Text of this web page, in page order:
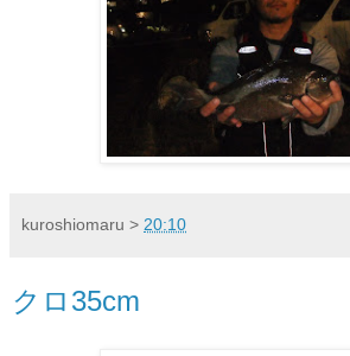
kuroshiomaru > 20:10
クロ35cm